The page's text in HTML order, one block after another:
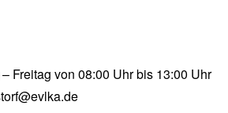
Freitag von 08:00 Uhr bis 13:00 Uhr